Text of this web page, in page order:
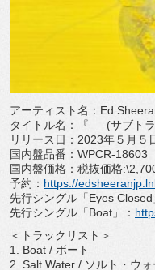
アーティスト名： Ed
タイトル名：『 ― (サブト
リリース日： 2023年５月５
国内盤品番： WPCR-18603
国内盤価格：税抜価格
予約： https://
先行シングル「Eyes Closed
先行シングル「Boat 」：
＜トラックリスト＞
1. Boat / ボート
2. Salt Water / ソルト・ウ